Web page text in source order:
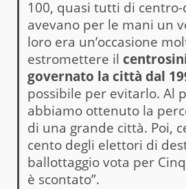
100, quasi tutti di
avevano per le mani un
loro era un’occasione
estromettere il
governato la città dal
possibile per evitarlo. Al
abbiamo ottenuto la
di una grande città. Poi,
cento degli elettori di
ballottaggio vota per
è scontato”.